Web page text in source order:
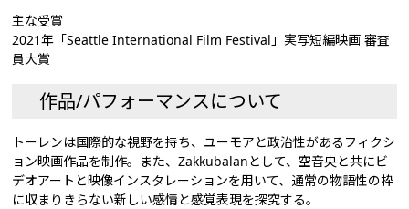
主な受賞
2021年「Seattle International Film Festival」実写短編映画 審査
員大賞
作品/パフォーマンスについて
トーレンは国際的な視野を持ち、ユーモアと政治性があるフィクシ
ョン映画作品を制作。また、Zakkubalanとして、空音央と共にビ
デオアートと映像インスタレーションを用いて、通常の物語性の枠
に収まりきらない新しい感情と感覚表現を探究する。